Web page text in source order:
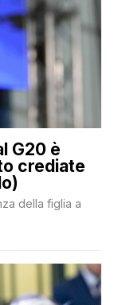
G20 è
crediate
della figlia a